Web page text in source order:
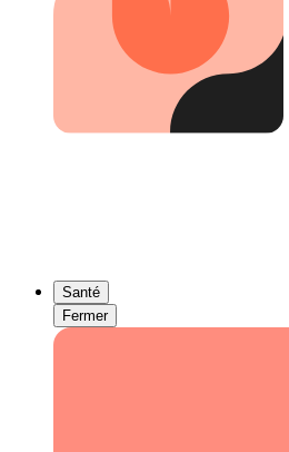
Santé
Fermer